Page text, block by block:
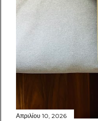
Απριλίου 10, 2026